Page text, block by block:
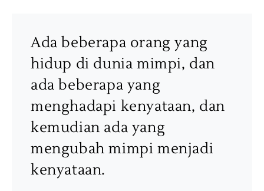
Ada beberapa orang yang
hidup di dunia mimpi, dan
ada beberapa yang
menghadapi kenyataan, dan
kemudian ada yang
mengubah mimpi menjadi
kenyataan.